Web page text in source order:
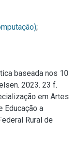
;
baseada nos 10
2023. 23 f.
em Artes
Educação a
Rural de